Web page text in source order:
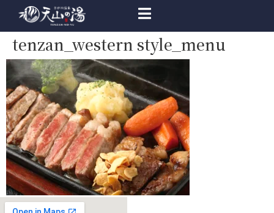
tenzan_western style_menu